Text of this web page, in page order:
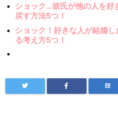
ショック…彼氏が他の人を好
戻す方法5つ！
ショック！好きな人が結婚
る考え方5つ！
B!